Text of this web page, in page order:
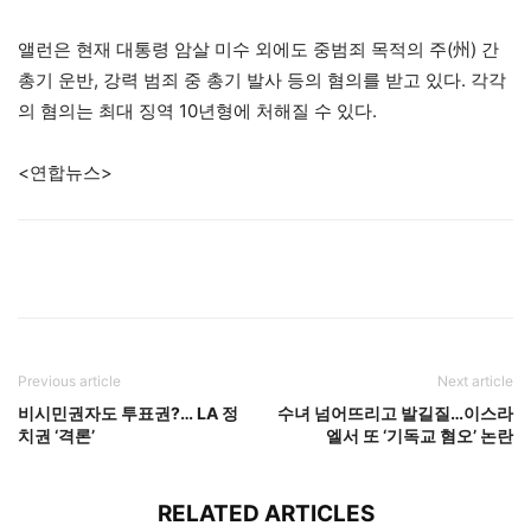
앨런은 현재 대통령 암살 미수 외에도 중범죄 목적의 주(州) 간
총기 운반, 강력 범죄 중 총기 발사 등의 혐의를 받고 있다. 각각
의 혐의는 최대 징역 10년형에 처해질 수 있다.
<연합뉴스>
Previous article
비시민권자도 투표권?… LA 정
치권 ‘격론’
Next article
수녀 넘어뜨리고 발길질…이스라
엘서 또 ‘기독교 혐오’ 논란
RELATED ARTICLES